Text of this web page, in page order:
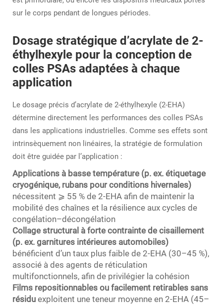
sur le corps pendant de longues périodes.
Dosage stratégique d’acrylate de 2-
éthylhexyle pour la conception de
colles PSAs adaptées à chaque
application
Le dosage précis d’acrylate de 2-éthylhexyle (2-EHA)
détermine directement les performances des colles PSAs
dans les applications industrielles. Comme ses effets sont
intrinsèquement non linéaires, la stratégie de formulation
doit être guidée par l’application :
Applications à basse température (p. ex. étiquetage
cryogénique, rubans pour conditions hivernales)
nécessitent ⩾ 55 % de 2-EHA afin de maintenir la
mobilité des chaînes et la résilience aux cycles de
congélation–décongélation
Collage structural à forte contrainte de cisaillement
(p. ex. garnitures intérieures automobiles)
bénéficient d’un taux plus faible de 2-EHA (30–45 %),
associé à des agents de réticulation
multifonctionnels, afin de privilégier la cohésion
Films repositionnables ou facilement retirables sans
résidu exploitent une teneur moyenne en 2-EHA (45–